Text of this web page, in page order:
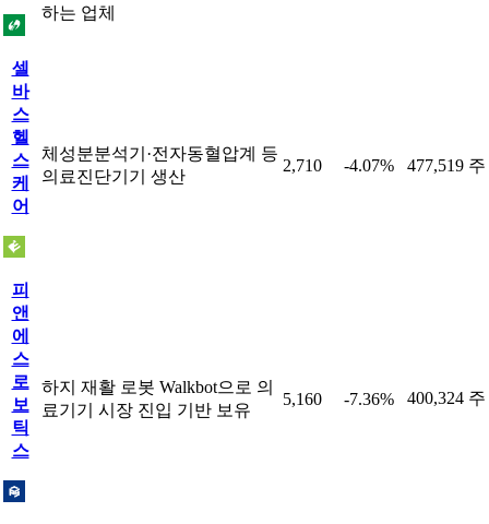
하는 업체
셀
바
스
헬
스
케
어
체성분분석기·전자동혈압계 등
의료진단기기 생산
2,710 -4.07% 477,519 주
피
앤
에
스
로
보
틱
스
하지 재활 로봇 Walkbot으로 의
료기기 시장 진입 기반 보유
5,160 -7.36% 400,324 주